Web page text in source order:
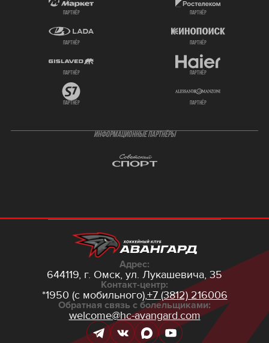
партнёр партнёр
партнёр партнёр
партнёр партнёр
партнёр партнёр
ИНФОРМАЦИОННЫЕ ПАРТНЁРЫ
Адрес:
644119, г. Омск, ул. Лукашевича, 35
Контакт-центр:
*1950 (с мобильного),+7 (3812) 216006
Обратная связь с болельщиками:
welcome@hc-avangard.com